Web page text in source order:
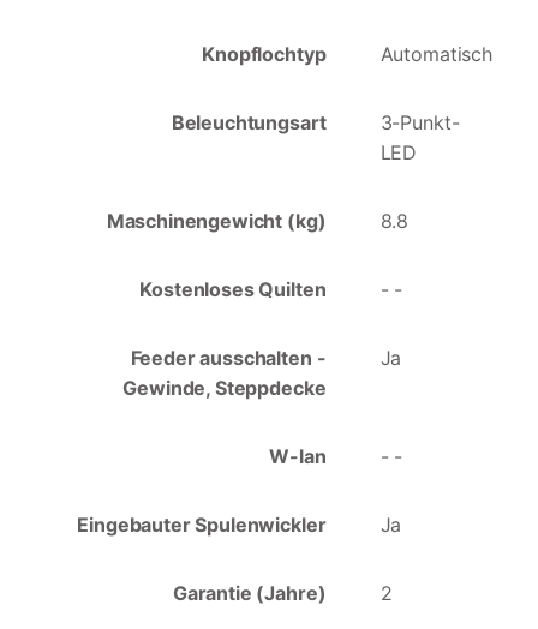
Knopflochtyp Automatisch
Beleuchtungsart
3-Punkt-
LED
Maschinengewicht (kg) 8.8
Kostenloses Quilten - -
Feeder ausschalten -
Gewinde, Steppdecke
Ja
W-lan - -
Eingebauter Spulenwickler Ja
Garantie (Jahre) 2